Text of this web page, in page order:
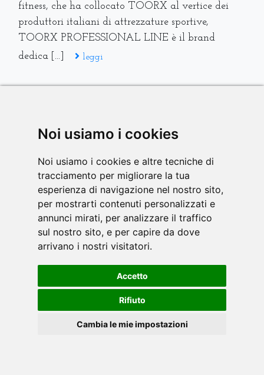
Noi usiamo i cookies
Noi usiamo i cookies e altre tecniche di
tracciamento per migliorare la tua
esperienza di navigazione nel nostro sito,
per mostrarti contenuti personalizzati e
annunci mirati, per analizzare il traffico
sul nostro sito, e per capire da dove
arrivano i nostri visitatori.
Accetto
Rifiuto
Cambia le mie impostazioni
fitness, che ha collocato TOORX al vertice dei
produttori italiani di attrezzature sportive,
TOORX PROFESSIONAL LINE è il brand
dedica [...]
leggi
TOORX VERTICAL rappresenta la fusione
perfetta tra prestazioni di livello professionale e
versatilità domestica. Tutti i prodotti sono
classificati in classe S, garantendo presta [...]
leggi
TOORX è il brand di punta per il mercato